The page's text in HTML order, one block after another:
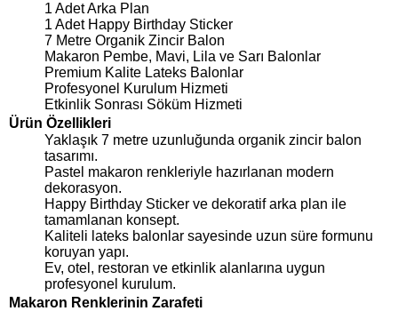
1 Adet Arka Plan
1 Adet Happy Birthday Sticker
7 Metre Organik Zincir Balon
Makaron Pembe, Mavi, Lila ve Sarı Balonlar
Premium Kalite Lateks Balonlar
Profesyonel Kurulum Hizmeti
Etkinlik Sonrası Söküm Hizmeti
Ürün Özellikleri
Yaklaşık 7 metre uzunluğunda organik zincir balon
tasarımı.
Pastel makaron renkleriyle hazırlanan modern
dekorasyon.
Happy Birthday Sticker ve dekoratif arka plan ile
tamamlanan konsept.
Kaliteli lateks balonlar sayesinde uzun süre formunu
koruyan yapı.
Ev, otel, restoran ve etkinlik alanlarına uygun
profesyonel kurulum.
Makaron Renklerinin Zarafeti